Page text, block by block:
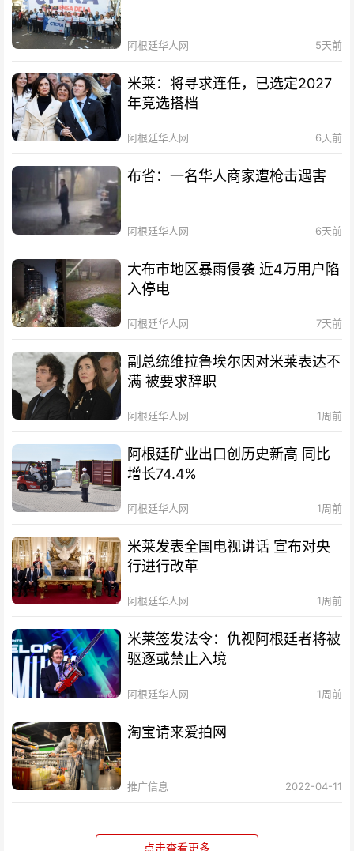
阿根廷华人网 5天前
米莱：将寻求连任，已选定2027
年竞选搭档
阿根廷华人网 6天前
布省：一名华人商家遭枪击遇害
阿根廷华人网 6天前
大布市地区暴雨侵袭 近4万用户陷
入停电
阿根廷华人网 7天前
副总统维拉鲁埃尔因对米莱表达不
满 被要求辞职
阿根廷华人网 1周前
阿根廷矿业出口创历史新高 同比
增长74.4%
阿根廷华人网 1周前
米莱发表全国电视讲话 宣布对央
行进行改革
阿根廷华人网 1周前
米莱签发法令：仇视阿根廷者将被
驱逐或禁止入境
阿根廷华人网 1周前
淘宝请来爱拍网
推广信息 2022-04-11
点击查看更多